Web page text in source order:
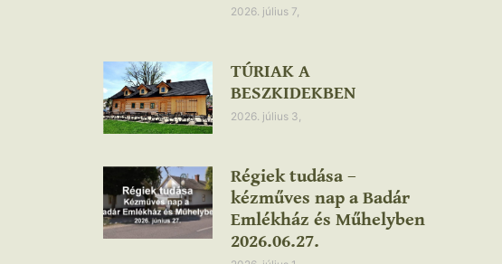
2026. július 7,
TÚRIAK A
BESZKIDEKBEN
2026. július 3,
Régiek tudása –
kézműves nap a Badár
Emlékház és Műhelyben
2026.06.27.